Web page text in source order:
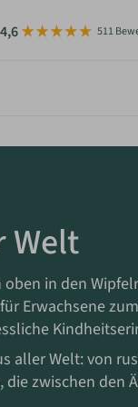
4,6 511
Welt
in den
Erwachsene
aller Welt: von
zwischen den